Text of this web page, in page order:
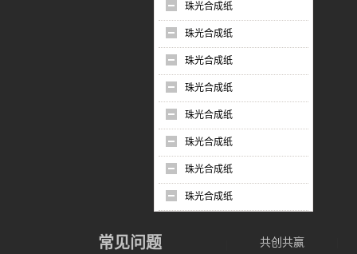
珠光合成纸
珠光合成纸
珠光合成纸
珠光合成纸
珠光合成纸
珠光合成纸
珠光合成纸
珠光合成纸
常见问题 共创共赢